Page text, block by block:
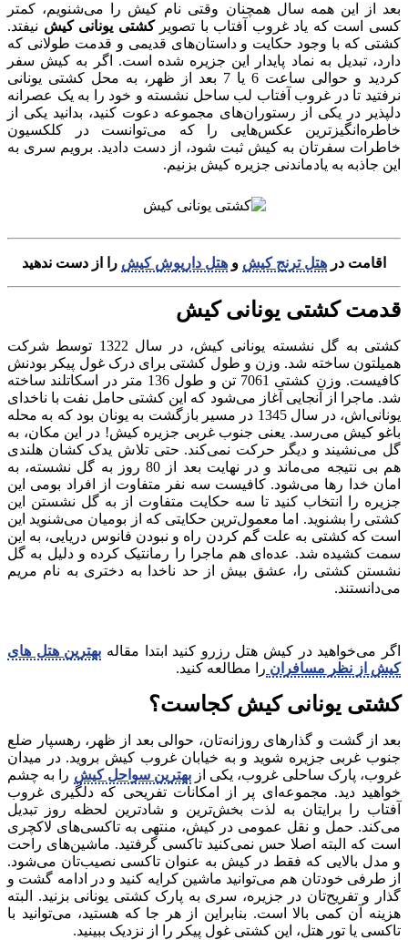
بعد از این همه سال همچنان وقتی نام کیش را می‌شنویم، کمتر
کسی است که یاد غروب آفتاب با تصویرکشتی یونانی کیش نیفتد.
کشتی که با وجود حکایت و داستان‌های قدیمی و قدمت طولانی که
دارد، تبدیل به نماد پایدار این جزیره شده است. اگر به کیش سفر
کردید و حوالی ساعت 6 یا 7 بعد از ظهر، به محل کشتی یونانی
نرفتید تا در غروب آفتاب لب ساحل نشسته و خود را به یک عصرانه
دلپذیر در یکی از رستوران‌های مجموعه دعوت کنید، بدانید یکی از
خاطره‌انگیزترین عکس‌هایی را که می‌توانست در کلکسیون
خاطرات سفرتان به کیش ثبت شود، از دست دادید. برویم سری به
این جاذبه به یادماندنی جزیره کیش بزنیم.
اقامت در هتل ترنج کیش و هتل داریوش کیش را از دست ندهید
قدمت کشتی یونانی کیش
کشتی به گل نشسته یونانی کیش، در سال 1322 توسط شرکت
همیلتون ساخته شد. وزن و طول کشتی برای درک غول پیکر بودنش
کافیست. وزن کشتی 7061 تن و طول 136 متر در اسکاتلند ساخته
شد. ماجرا از آنجایی آغاز می‌شود که این کشتی حامل نفت با ناخدای
یونانی‌اش، در سال 1345 در مسیر بازگشت به یونان بود که به محله
باغو کیش می‌رسد. یعنی جنوب غربی جزیره کیش! در این مکان، به
گل می‌نشیند و دیگر حرکت نمی‌کند. حتی تلاش یدک کشان هلندی
هم بی نتیجه می‌ماند و در نهایت بعد از 80 روز به گل نشسته، به
امان خدا رها می‌شود. کافیست سه نفر متفاوت از افراد بومی این
جزیره را انتخاب کنید تا سه حکایت متفاوت از به گل نشستن این
کشتی را بشنوید. اما معمول‌ترین حکایتی که از بومیان می‌شنوید این
است که کشتی به علت گم کردن راه و نبودن فانوس دریایی، به این
سمت کشیده شد. عده‌ای هم ماجرا را رمانتیک کرده و دلیل به گل
نشستن کشتی را، عشق بیش از حد ناخدا به دختری به نام مریم
می‌دانستند.
اگر می‌خواهید در کیش هتل رزرو کنید ابتدا مقاله بهترین هتل های
کیش از نظر مسافران را مطالعه کنید.
کشتی یونانی کیش کجاست؟
بعد از گشت و گذارهای روزانه‌تان، حوالی بعد از ظهر، رهسپار ضلع
جنوب غربی جزیره شوید و به خیابان غروب کیش بروید. در میدان
غروب، پارک ساحلی غروب، یکی ازبهترین سواحل کیش را به چشم
خواهید دید. مجموعه‌ای پر از امکانات تفریحی که دلگیری غروب
آفتاب را برایتان به لذت بخش‌ترین و شادترین لحظه روز تبدیل
می‌کند. حمل و نقل عمومی در کیش، منتهی به تاکسی‌های لاکچری
است که البته اصلا حس نمی‌کنید تاکسی گرفتید. ماشین‌های راحت
و مدل بالایی که فقط در کیش به عنوان تاکسی نصیب‌تان می‌شود.
از طرفی خودتان هم می‌توانید ماشین کرایه کنید و در ادامه گشت و
گذار و تفریح‌تان در جزیره، سری به پارک کشتی یونانی بزنید. البته
هزینه آن کمی بالا است. بنابراین از هر جا که هستید، می‌توانید با
تاکسی‌ یا تور هتل، این کشتی غول پیکر را از نزدیک ببینید.